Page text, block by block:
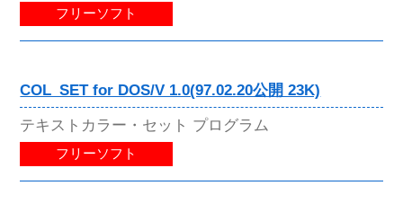
フリーソフト
COL_SET for DOS/V 1.0(97.02.20公開 23K)
テキストカラー・セット プログラム
フリーソフト